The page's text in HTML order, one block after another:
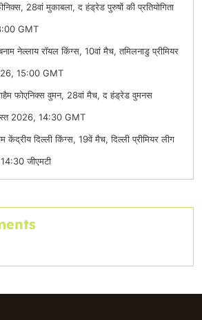
28वां मुकाबला, द हंड्रेड पुरुषों की प्रतियोगिता
GMT
नेल्लाय रॉयल किंग्स, 10वां मैच, तमिलनाडु प्रीमियर
15:00 GMT
फोएनिक्स वुमन, 28वां मैच, द हंड्रेड वुमनस
2026, 14:30 GMT
केंद्रीय दिल्ली किंग्स, 19वें मैच, दिल्ली प्रीमियर लीग
जीएमटी